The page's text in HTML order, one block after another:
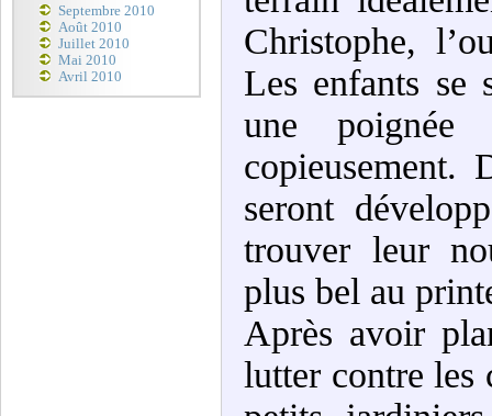
Septembre 2010
Août 2010
Juillet 2010
Mai 2010
Avril 2010
Christophe,
Les enfants se
une
copieusement.
seront
trouver leur
plus bel au
Après avoir
lutter contre les